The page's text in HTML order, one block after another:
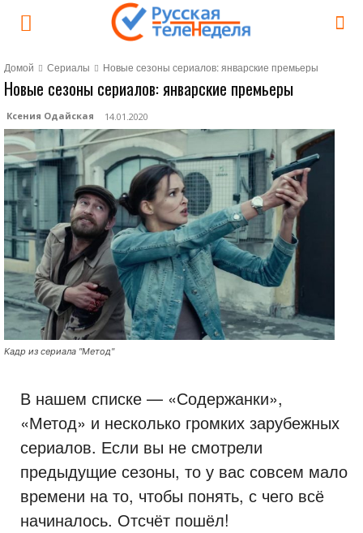
Домой Сериалы Новые сезоны сериалов: январские премьеры
Новые сезоны сериалов: январские премьеры
Ксения Одайская 14.01.2020
Кадр из сериала "Метод"
В нашем списке — «Содержанки»,
«Метод» и несколько громких зарубежных
сериалов. Если вы не смотрели
предыдущие сезоны, то у вас совсем мало
времени на то, чтобы понять, с чего всё
начиналось. Отсчёт пошёл!